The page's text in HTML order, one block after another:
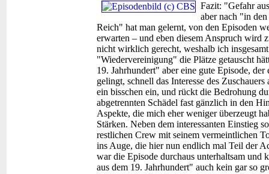
Fazit: "Gefahr
aber nach "in
Reich" hat man gelernt, von den Episoden
erwarten – und eben diesem Anspruch wird
nicht wirklich gerecht, weshalb ich
"Wiedervereinigung" die Plätze getauscht
19. Jahrhundert" aber eine gute Episode,
gelingt, schnell das Interesse des
ein bisschen ein, und rückt die Bedrohung
abgetrennten Schädel fast gänzlich in den
Aspekte, die mich eher weniger überzeugt
Stärken. Neben dem interessanten Einstieg
restlichen Crew mit seinem vermeintlichen
ins Auge, die hier nun endlich mal Teil der
war die Episode durchaus unterhaltsam
aus dem 19. Jahrhundert" auch kein gar so